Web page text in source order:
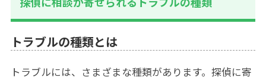
トラブルの種類とは
トラブルには、さまざまな種類があります。探偵に寄